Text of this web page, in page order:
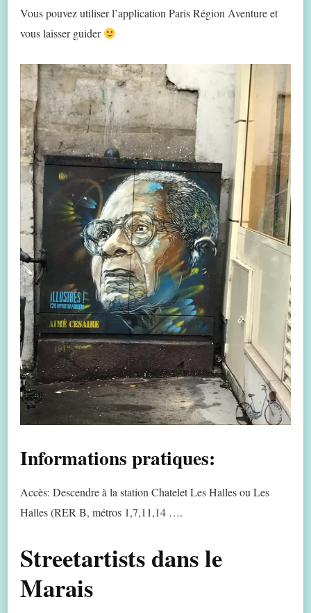
Vous pouvez utiliser l’application Paris Région Aventure et
vous laisser guider
Informations pratiques:
Accès: Descendre à la station Chatelet Les Halles ou Les
Halles (RER B, métros 1,7,11,14 ….
Streetartists dans le
Marais